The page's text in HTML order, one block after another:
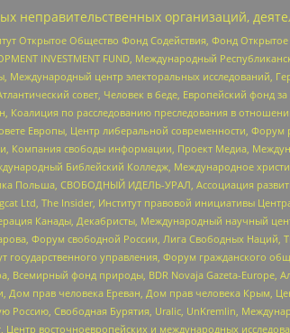
неправительственных организаций,
Открытое Общество Фонд Содействия, Фонд
INVESTMENT FUND, Международный
Международный центр электоральных
совет, Человек в беде, Европейский
по расследованию преследования в
Европы, Центр либеральной современности,
свободы информации, Проект Медиа,
Библейский Колледж, Международное
Польша, СВОБОДНЫЙ ИДЕЛЬ-УРАЛ, Ассоциация
Ltd, The Insider, Институт правовой инициативы
Канады, Декабристы, Международный научный
Форум свободной России, Лига Свободных
государственного управления, Форум гражданского
Всемирный фонд природы, BDR Novaja Gazeta-
Дом прав человека Ереван, Дом прав человека Крым,
Россию, Свободная Бурятия, Uralic, UnKremlin,
Центр восточноевропейских и международных